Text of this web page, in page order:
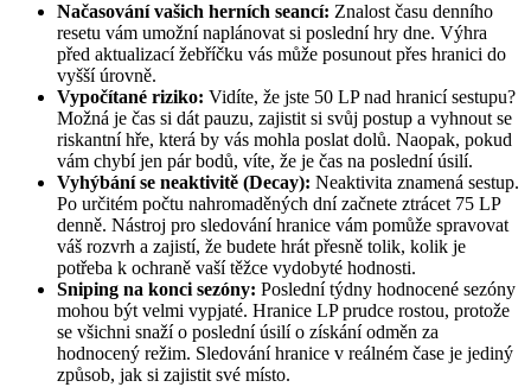
Načasování vašich herních seancí: Znalost času denního
resetu vám umožní naplánovat si poslední hry dne. Výhra
před aktualizací žebříčku vás může posunout přes hranici do
vyšší úrovně.
Vypočítané riziko: Vidíte, že jste 50 LP nad hranicí sestupu?
Možná je čas si dát pauzu, zajistit si svůj postup a vyhnout se
riskantní hře, která by vás mohla poslat dolů. Naopak, pokud
vám chybí jen pár bodů, víte, že je čas na poslední úsilí.
Vyhýbání se neaktivitě (Decay): Neaktivita znamená sestup.
Po určitém počtu nahromaděných dní začnete ztrácet 75 LP
denně. Nástroj pro sledování hranice vám pomůže spravovat
váš rozvrh a zajistí, že budete hrát přesně tolik, kolik je
potřeba k ochraně vaší těžce vydobyté hodnosti.
Sniping na konci sezóny: Poslední týdny hodnocené sezóny
mohou být velmi vypjaté. Hranice LP prudce rostou, protože
se všichni snaží o poslední úsilí o získání odměn za
hodnocený režim. Sledování hranice v reálném čase je jediný
způsob, jak si zajistit své místo.